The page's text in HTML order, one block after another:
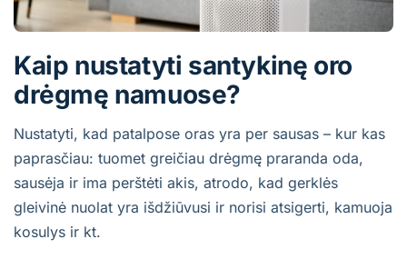
Kaip nustatyti santykinę oro
drėgmę namuose?
Nustatyti, kad patalpose oras yra per sausas – kur kas
paprasčiau: tuomet greičiau drėgmę praranda oda,
sausėja ir ima perštėti akis, atrodo, kad gerklės
gleivinė nuolat yra išdžiūvusi ir norisi atsigerti, kamuoja
kosulys ir kt.